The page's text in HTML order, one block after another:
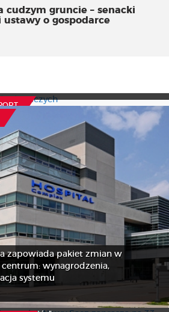
cudzym gruncie – senacki
o gospodarce
zapowiada pakiet zmian w
wynagrodzenia,
systemu
Nowy Sącz zaprasza na
Dziecięcych Zespołów